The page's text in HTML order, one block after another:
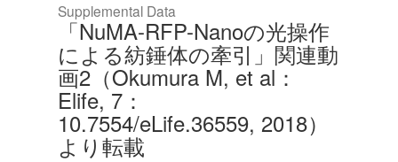
Supplemental Data
「NuMA-RFP-Nanoの光操作
による紡錘体の牽引」関連動
画2（Okumura M, et al：
Elife, 7：
10.7554/eLife.36559, 2018）
より転載